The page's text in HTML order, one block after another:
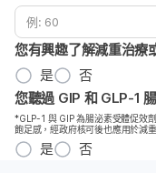
您有興趣了解減重治療
是
否
您聽過 GIP 和 GLP-1
*GLP-1 與 GIP 為腸泌素受體促效
飽足感，經政府核可後也應用於減
是 否